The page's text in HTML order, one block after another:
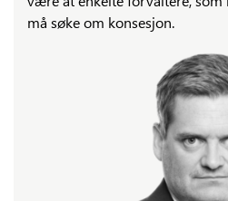
må søke om konsesjon.